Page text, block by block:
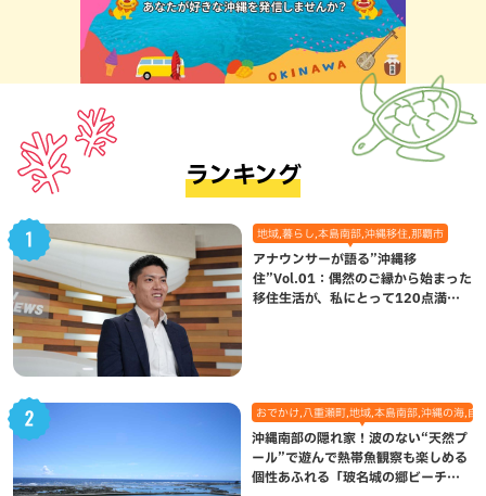
ランキング
地域,暮らし,本島南部,沖縄移住,那覇市
アナウンサーが語る”沖縄移
住”Vol.01：偶然のご縁から始まった
移住生活が、私にとって120点満点
おでかけ,八重瀬町,地域,本島南部,沖縄の海,自
沖縄南部の隠れ家！波のない“天然プ
ール”で遊んで熱帯魚観察も楽しめる
個性あふれる「玻名城の郷ビーチ」